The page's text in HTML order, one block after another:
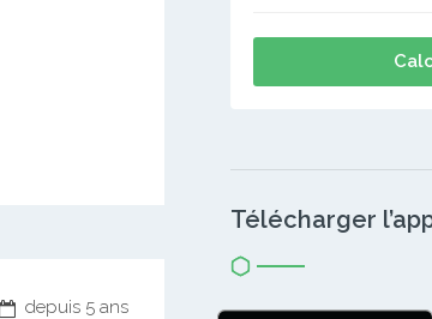
depuis 5 ans
Télécharger